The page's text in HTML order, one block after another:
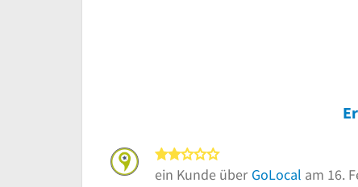
ein Kunde über GoLocal am 16.